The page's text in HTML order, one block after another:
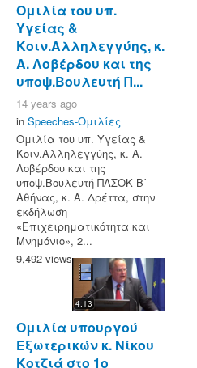
Ομιλία του υπ.
Υγείας &
Κοιν.Αλληλεγγύης, κ.
Α. Λοβέρδου και της
υποψ.Βουλευτή Π...
14 years ago
in Speeches-Ομιλίες
Ομιλία του υπ. Υγείας &
Κοιν.Αλληλεγγύης, κ. Α.
Λοβέρδου και της
υποψ.Βουλευτή ΠΑΣΟΚ Β΄
Αθήνας, κ. Α. Δρέττα, στην
εκδήλωση
«Επιχειρηματικότητα και
Μνημόνιο», 2...
9,492 views
4:13
Ομιλία υπουργού
Εξωτερικών κ. Νίκου
Κοτζιά στο 1ο